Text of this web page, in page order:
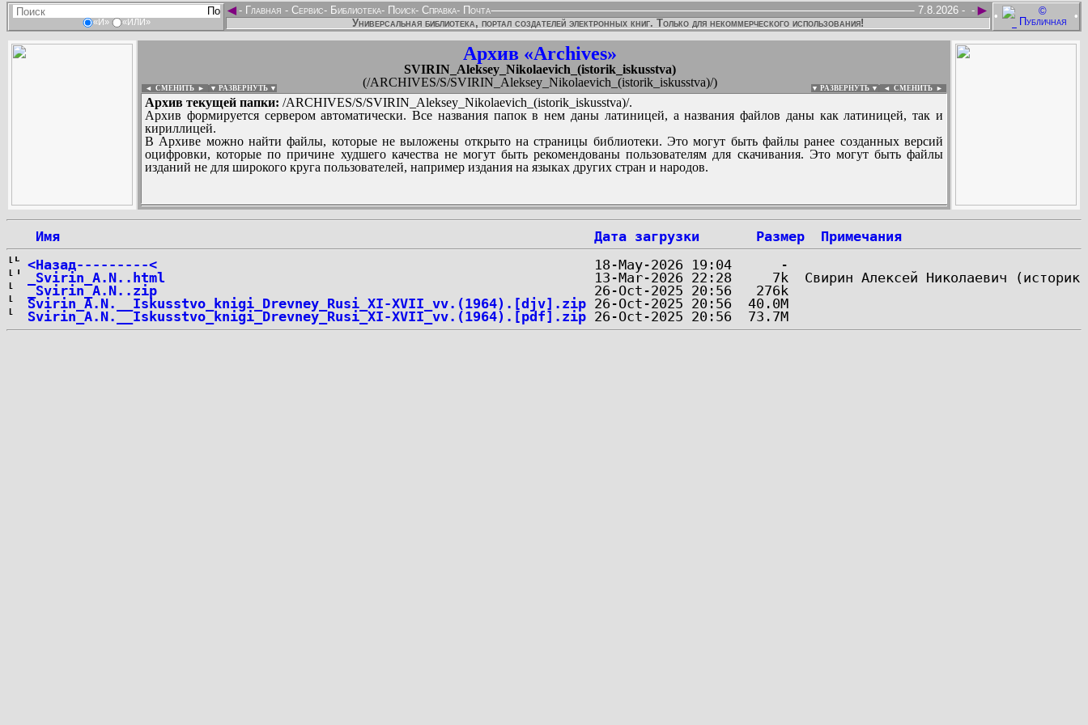
«И» «ИЛИ»
• •
◄ ►
- Главная - Сервис- Библиотека- Поиск- Справка- Почта -
7.8.2026 -
Универсальная библиотека, портал создателей электронных книг. Только для некоммерческого использования!
Архив «Archives»
SVIRIN_Aleksey_Nikolaevich_(istorik_iskusstva)
(/ARCHIVES/S/SVIRIN_Aleksey_Nikolaevich_(istorik_iskusstva)/)
◄ СМЕНИТЬ ► ▼ РАЗВЕРНУТЬ ▼ ▼ РАЗВЕРНУТЬ ▼ ◄ СМЕНИТЬ ►
Архив текущей папки: /ARCHIVES/S/SVIRIN_Aleksey_Nikolaevich_(istorik_iskusstva)/.
Архив формируется сервером автоматически. Все названия папок в нем даны латиницей, а названия файлов даны как латиницей, так и
кириллицей.
В Архиве можно найти файлы, которые не выложены открыто на страницы библиотеки. Это могут быть файлы ранее созданных версий
оцифровки, которые по причине худшего качества не могут быть рекомендованы пользователям для скачивания. Это могут быть файлы
изданий не для широкого круга пользователей, например издания на языках других стран и народов.
:
...
Имя Дата загрузки Размер
Примечания
<Назад---------<
_Svirin_A.N..html
_Svirin_A.N..zip
Svirin_A.N.__Iskusstvo_knigi_Drevney_Rusi_XI-XVII_vv.(1964).[djv].zip
Svirin_A.N.__Iskusstvo_knigi_Drevney_Rusi_XI-XVII_vv.(1964).[pdf].zip